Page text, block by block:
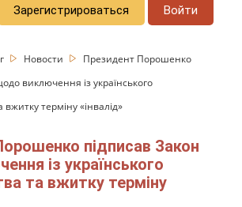
Зарегистрироваться Войти
Новости
Президент Порошенко
виключення із українського
терміну «інвалід»
підписав Закон
із українського
та вжитку терміну